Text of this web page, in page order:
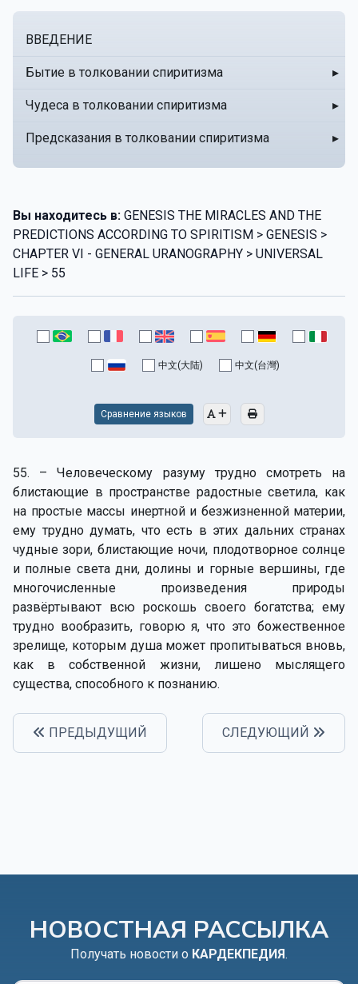
ВВЕДЕНИЕ
Бытие в толковании спиритизма ▸
Чудеса в толковании спиритизма ▸
Предсказания в толковании спиритизма ▸
Вы находитесь в: GENESIS THE MIRACLES AND THE
PREDICTIONS ACCORDING TO SPIRITISM > GENESIS >
CHAPTER VI - GENERAL URANOGRAPHY > UNIVERSAL
LIFE > 55
中文(大陆) 中文(台灣)
Сравнение языков
55. – Человеческому разуму трудно смотреть на
блистающие в пространстве радостные светила, как
на простые массы инертной и безжизненной материи,
ему трудно думать, что есть в этих дальних странах
чудные зори, блистающие ночи, плодотворное солнце
и полные света дни, долины и горные вершины, где
многочисленные произведения природы
развёртывают всю роскошь своего богатства; ему
трудно вообразить, говорю я, что это божественное
зрелище, которым душа может пропитываться вновь,
как в собственной жизни, лишено мыслящего
существа, способного к познанию.
ПРЕДЫДУЩИЙ СЛЕДУЮЩИЙ
НОВОСТНАЯ РАССЫЛКА
Получать новости о КАРДЕКПЕДИЯ.